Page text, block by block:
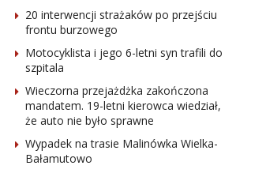
20 interwencji strażaków po przejściu
frontu burzowego
Motocyklista i jego 6-letni syn trafili do
szpitala
Wieczorna przejażdżka zakończona
mandatem. 19-letni kierowca wiedział,
że auto nie było sprawne
Wypadek na trasie Malinówka Wielka-
Bałamutowo